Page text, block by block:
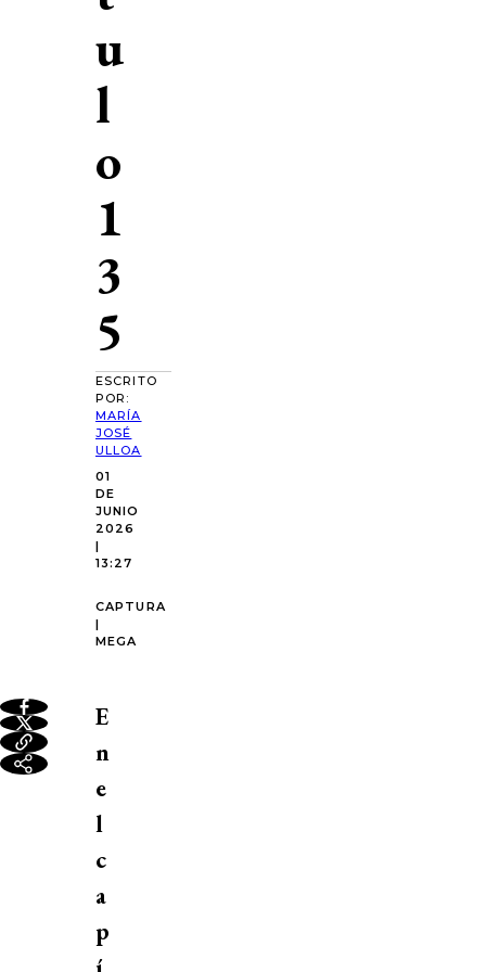
u
l
o
1
3
5
ESCRITO
POR:
MARÍA
JOSÉ
ULLOA
01
DE
JUNIO
2026
|
13:27
CAPTURA
|
MEGA
E
n
e
l
c
a
p